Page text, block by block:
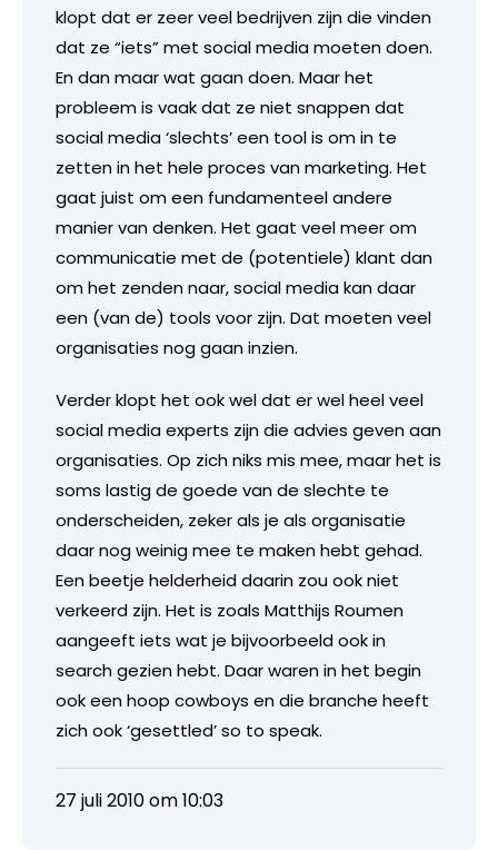
klopt dat er zeer veel bedrijven zijn die vinden
dat ze “iets” met social media moeten doen.
En dan maar wat gaan doen. Maar het
probleem is vaak dat ze niet snappen dat
social media ‘slechts’ een tool is om in te
zetten in het hele proces van marketing. Het
gaat juist om een fundamenteel andere
manier van denken. Het gaat veel meer om
communicatie met de (potentiele) klant dan
om het zenden naar, social media kan daar
een (van de) tools voor zijn. Dat moeten veel
organisaties nog gaan inzien.
Verder klopt het ook wel dat er wel heel veel
social media experts zijn die advies geven aan
organisaties. Op zich niks mis mee, maar het is
soms lastig de goede van de slechte te
onderscheiden, zeker als je als organisatie
daar nog weinig mee te maken hebt gehad.
Een beetje helderheid daarin zou ook niet
verkeerd zijn. Het is zoals Matthijs Roumen
aangeeft iets wat je bijvoorbeeld ook in
search gezien hebt. Daar waren in het begin
ook een hoop cowboys en die branche heeft
zich ook ‘gesettled’ so to speak.
27 juli 2010 om 10:03